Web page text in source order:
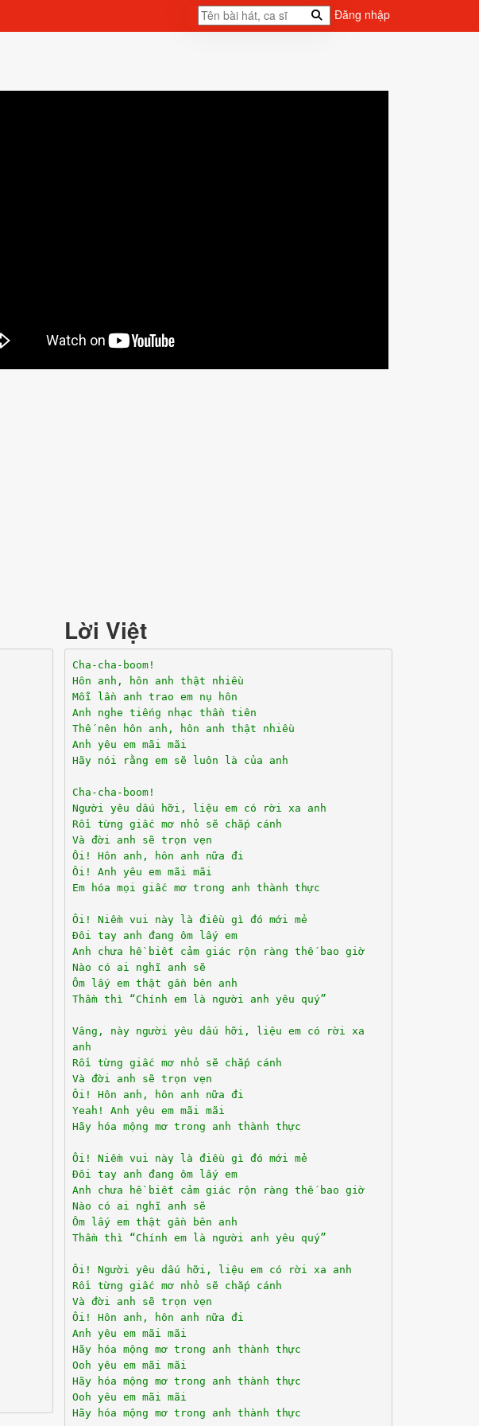
Đăng nhập
Lời Việt
Cha-cha-boom!
Hôn anh, hôn anh thật nhiều
Mỗi lần anh trao em nụ hôn
Anh nghe tiếng nhạc thần tiên
Thế nên hôn anh, hôn anh thật nhiều
Anh yêu em mãi mãi
Hãy nói rằng em sẽ luôn là của anh
Cha-cha-boom!
Người yêu dấu hỡi, liệu em có rời xa anh
Rồi từng giấc mơ nhỏ sẽ chắp cánh
Và đời anh sẽ trọn vẹn
Ôi! Hôn anh, hôn anh nữa đi
Ôi! Anh yêu em mãi mãi
Em hóa mọi giấc mơ trong anh thành thực
Ôi! Niềm vui này là điều gì đó mới mẻ
Đôi tay anh đang ôm lấy em
Anh chưa hề biết cảm giác rộn ràng thế bao giờ
Nào có ai nghĩ anh sẽ
Ôm lấy em thật gần bên anh
Thầm thì “Chính em là người anh yêu quý”
Vâng, này người yêu dấu hỡi, liệu em có rời xa
anh
Rồi từng giấc mơ nhỏ sẽ chắp cánh
Và đời anh sẽ trọn vẹn
Ôi! Hôn anh, hôn anh nữa đi
Yeah! Anh yêu em mãi mãi
Hãy hóa mộng mơ trong anh thành thực
Ôi! Niềm vui này là điều gì đó mới mẻ
Đôi tay anh đang ôm lấy em
Anh chưa hề biết cảm giác rộn ràng thế bao giờ
Nào có ai nghĩ anh sẽ
Ôm lấy em thật gần bên anh
Thầm thì “Chính em là người anh yêu quý”
Ôi! Người yêu dấu hỡi, liệu em có rời xa anh
Rồi từng giấc mơ nhỏ sẽ chắp cánh
Và đời anh sẽ trọn vẹn
Ôi! Hôn anh, hôn anh nữa đi
Anh yêu em mãi mãi
Hãy hóa mộng mơ trong anh thành thực
Ooh yêu em mãi mãi
Hãy hóa mộng mơ trong anh thành thực
Ooh yêu em mãi mãi
Hãy hóa mộng mơ trong anh thành thực